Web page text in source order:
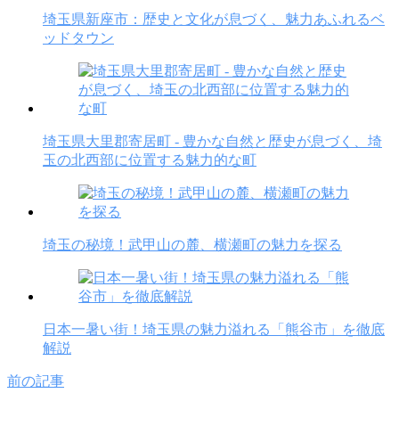
埼玉県新座市：歴史と文化が息づく、魅力あふれるベ
ッドタウン
埼玉県大里郡寄居町 - 豊かな自然と歴史が息づく、埼
玉の北西部に位置する魅力的な町
埼玉の秘境！武甲山の麓、横瀬町の魅力を探る
日本一暑い街！埼玉県の魅力溢れる「熊谷市」を徹底
解説
前の記事